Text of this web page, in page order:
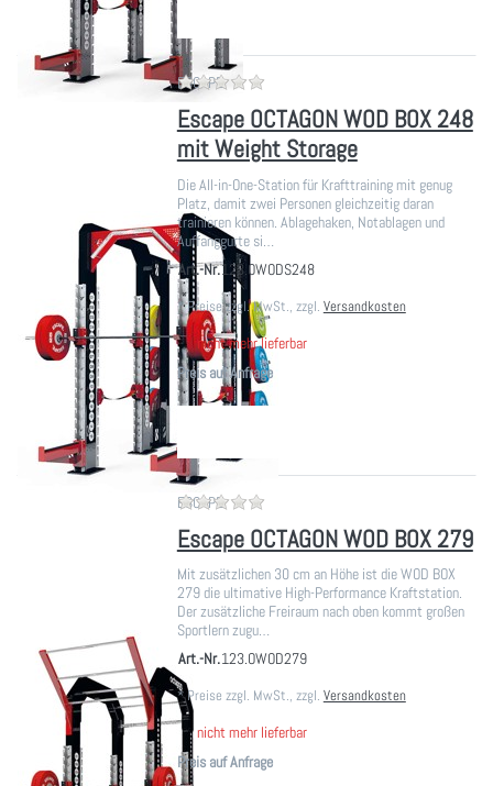
ESCAPE Zu diesem Produkt liegen noch
Escape OCTAGON WOD BOX 248
mit Weight Storage
Die All-in-One-Station für Krafttraining mit genug
Platz, damit zwei Personen gleichzeitig daran
trainieren können. Ablagehaken, Notablagen und
Auffanggurte si…
Art.-Nr.123.OWODS248
*Preise zzgl. MwSt., zzgl. Versandkosten
nicht mehr lieferbar
Preis auf Anfrage
ESCAPE Zu diesem Produkt liegen noch
Escape OCTAGON WOD BOX 279
Mit zusätzlichen 30 cm an Höhe ist die WOD BOX
279 die ultimative High-Performance Kraftstation.
Der zusätzliche Freiraum nach oben kommt großen
Sportlern zugu…
Art.-Nr.123.OWOD279
*Preise zzgl. MwSt., zzgl. Versandkosten
nicht mehr lieferbar
Preis auf Anfrage